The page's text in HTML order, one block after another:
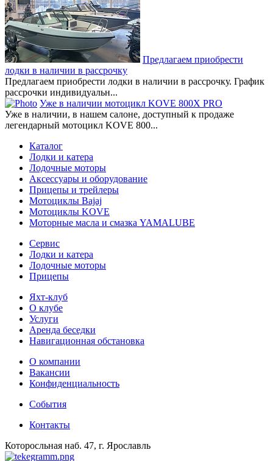
Предлагаем приобрести
лодки в наличии в рассрочку
Предлагаем приобрести лодки в наличии в рассрочку. График
рассрочки индивидуальн...
Уже в наличии мотоцикл KOVE 800X PRO
Уже в наличии, в нашем салоне, доступный к продаже
легендарный мотоцикл KOVE 800...
Каталог
Лодки и катера
Лодочные моторы
Аксессуары и оборудование
Прицепы и трейлеры
Мотоциклы Bajaj
Мотоциклы KOVE
Моторные масла и смазка YAMALUBE
Сервис
Лодки и катера
Лодочные моторы
Прицепы
Яхт-клуб
О клубе
Услуги
Аренда беседки
Навигационная обстановка
О компании
Вакансии
Конфиденциальность
События
Контакты
Которосльная наб. 47, г. Ярославль